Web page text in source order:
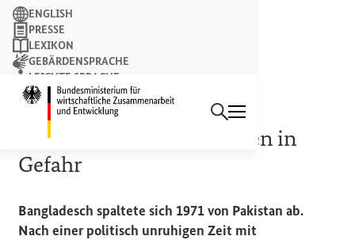
Suchbegriff
Suchen
ENGLISH
PRESSE
LEXIKON
GEBÄRDENSPRACHE
LEICHTE SPRACHE
NEWSLETTER
POLITISCHE SITUATION
Demokratische Strukturen in
Gefahr
Bangladesch spaltete sich 1971 von Pakistan ab.
Nach einer politisch unruhigen Zeit mit